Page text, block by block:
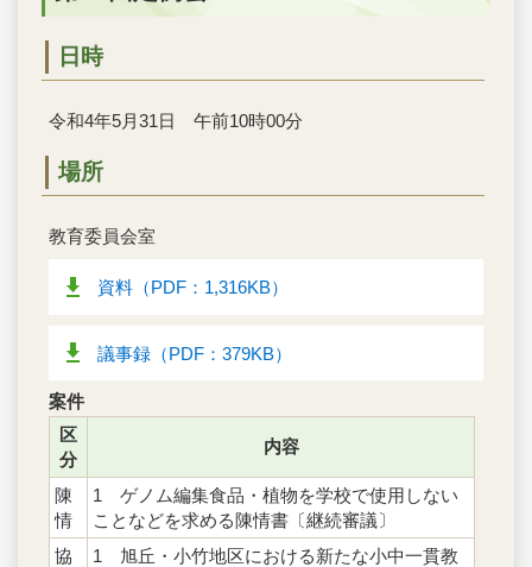
日時
令和4年5月31日 午前10時00分
場所
教育委員会室
資料（PDF：1,316KB）
議事録（PDF：379KB）
案件
区
分
内容
陳
情
1 ゲノム編集食品・植物を学校で使用しない
ことなどを求める陳情書〔継続審議〕
協
1 旭丘・小竹地区における新たな小中一貫教